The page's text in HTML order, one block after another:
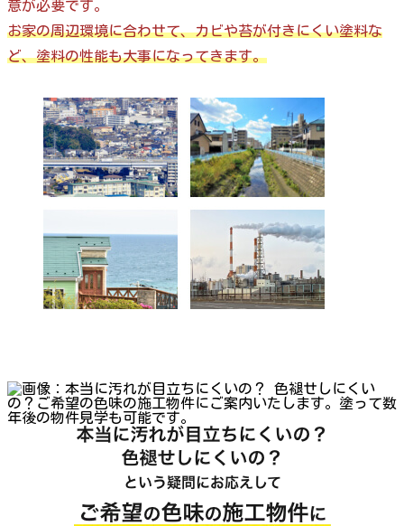
意が必要です。
お家の周辺環境に合わせて、カビや苔が付きにくい塗料な
ど、塗料の性能も大事になってきます。